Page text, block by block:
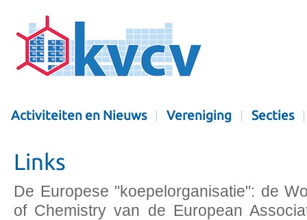
Activiteiten en Nieuws Vereniging Secties
Links
De Europese "koepelorganisatie": de
of Chemistry van de European